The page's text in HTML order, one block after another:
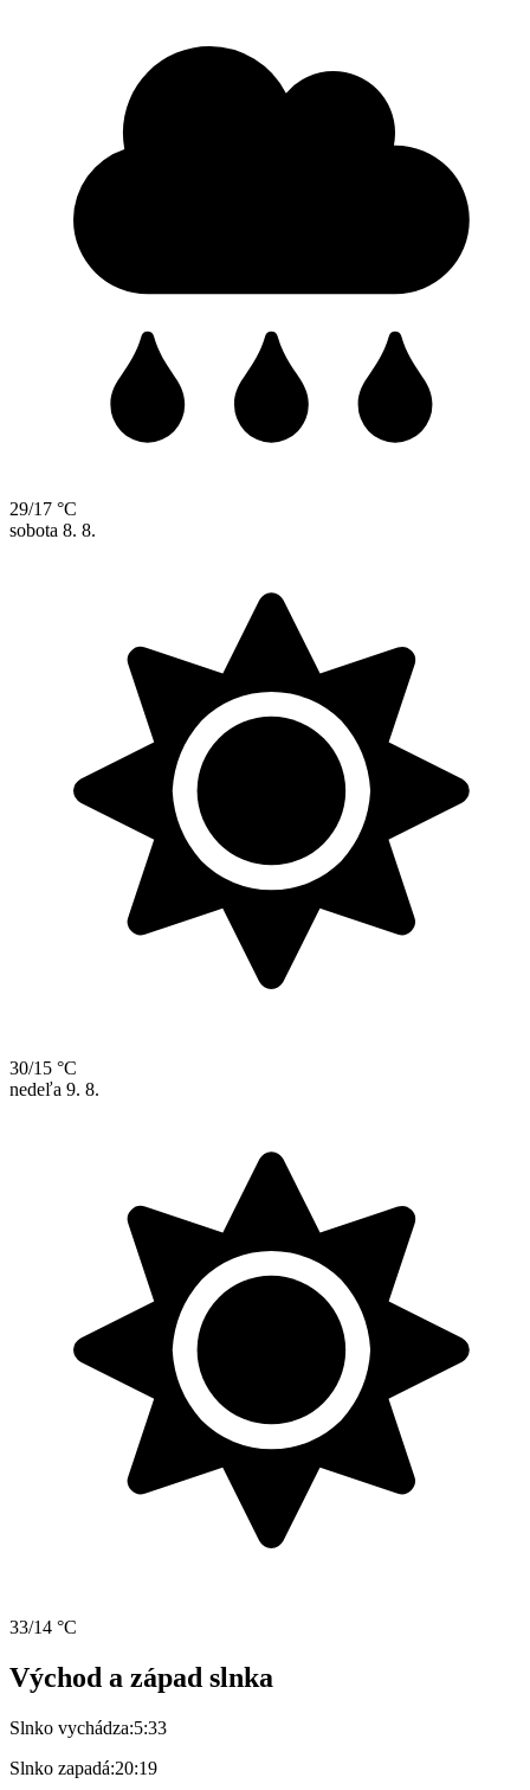
29/17 °C
sobota 8. 8.
30/15 °C
nedeľa 9. 8.
33/14 °C
Východ a západ slnka
Slnko vychádza:5:33
Slnko zapadá:20:19